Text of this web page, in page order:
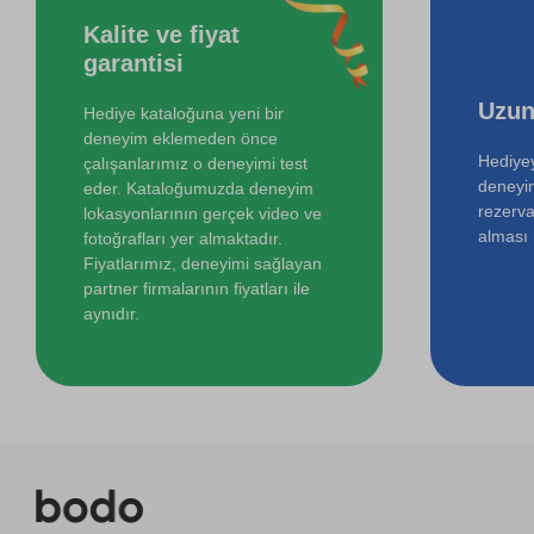
Online Temel Sanat Tarihi Eğitimi
Kalite ve fiyat
garantisi
Hediye kataloğuna yeni bir
deneyim eklemeden önce
çalışanlarımız o deneyimi test
eder. Kataloğumuzda deneyim
lokasyonlarının gerçek video ve
fotoğrafları yer almaktadır.
Fiyatlarımız, deneyimi sağlayan
partner firmalarının fiyatları ile
aynıdır.
alması